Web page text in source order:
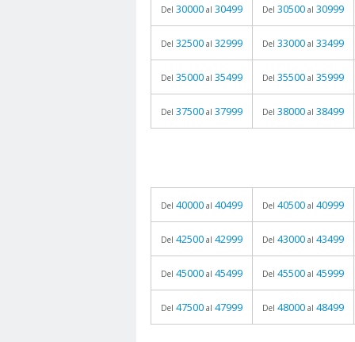
Del 30000 al 30499 Del 30500 al 30999
Del 32500 al 32999 Del 33000 al 33499
Del 35000 al 35499 Del 35500 al 35999
Del 37500 al 37999 Del 38000 al 38499
Del 40000 al 40499 Del 40500 al 40999
Del 42500 al 42999 Del 43000 al 43499
Del 45000 al 45499 Del 45500 al 45999
Del 47500 al 47999 Del 48000 al 48499